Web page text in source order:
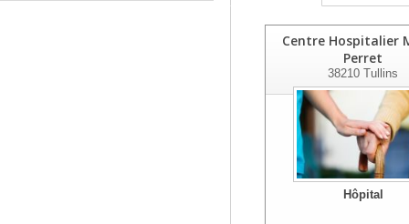
Centre Hospitalier
Perret
38210 Tullins
Hôpital